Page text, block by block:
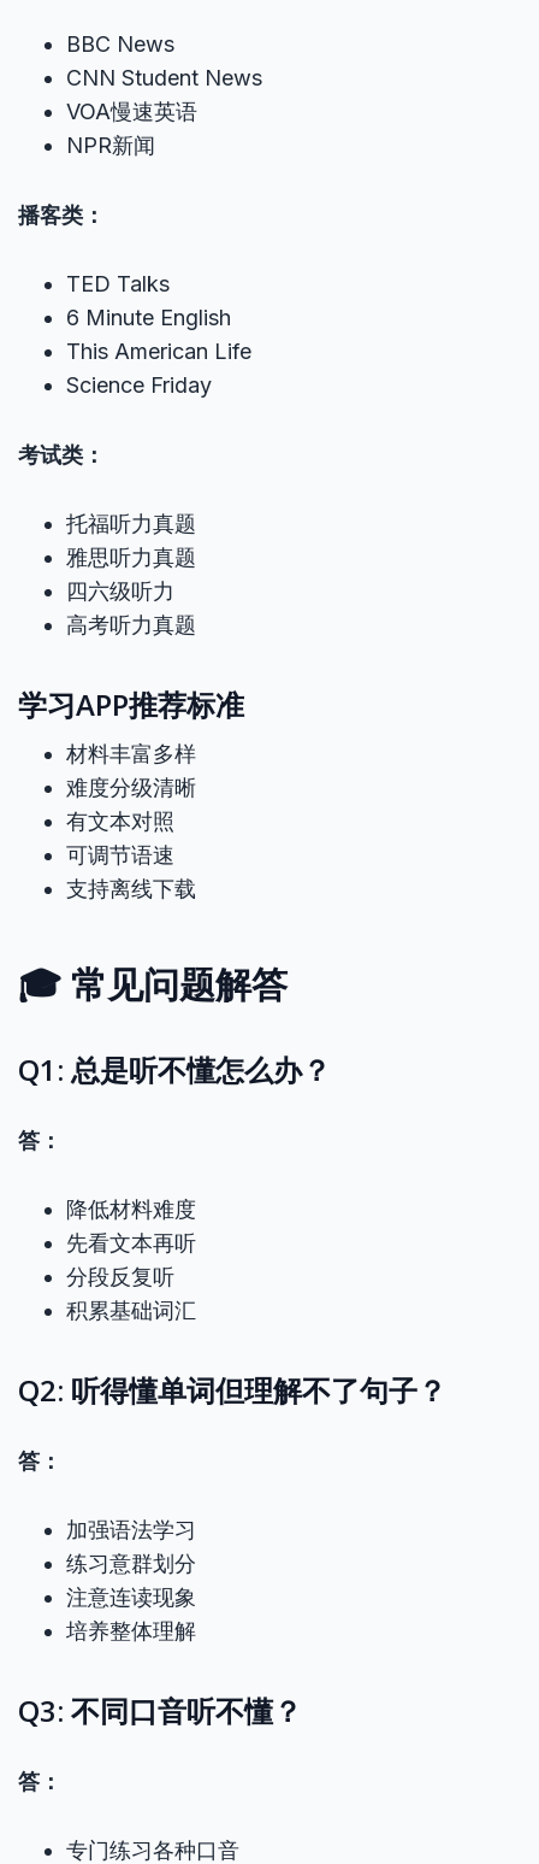
BBC News
CNN Student News
VOA慢速英语
NPR新闻
播客类：
TED Talks
6 Minute English
This American Life
Science Friday
考试类：
托福听力真题
雅思听力真题
四六级听力
高考听力真题
学习APP推荐标准
材料丰富多样
难度分级清晰
有文本对照
可调节语速
支持离线下载
🎓 常见问题解答
Q1: 总是听不懂怎么办？
答：
降低材料难度
先看文本再听
分段反复听
积累基础词汇
Q2: 听得懂单词但理解不了句子？
答：
加强语法学习
练习意群划分
注意连读现象
培养整体理解
Q3: 不同口音听不懂？
答：
专门练习各种口音